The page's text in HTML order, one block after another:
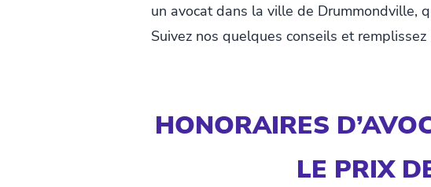
un avocat dans la ville de Drummondville,
Suivez nos quelques conseils et
HONORAIRES
LE PRIX